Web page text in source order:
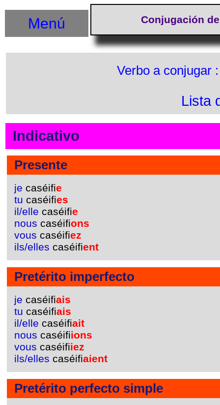
Conjugación
Menú
Verbo a conjugar
Lista
Indicativo
Presente
je caséifie
tu caséifies
il/elle caséifie
nous caséifions
vous caséifiez
ils/elles caséifient
Pretérito imperfecto
je caséifiais
tu caséifiais
il/elle caséifiait
nous caséifiions
vous caséifiiez
ils/elles caséifiaient
Pretérito perfecto simple